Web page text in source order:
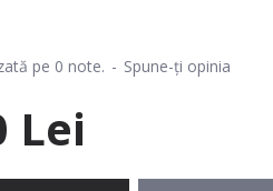
pe 0 note. - Spune-ţi opinia
Lei